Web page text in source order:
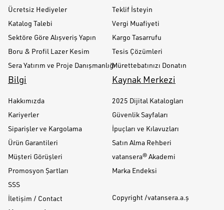
Ücretsiz Hediyeler
Katalog Talebi
Sektöre Göre Alışveriş Yapın
Boru & Profil Lazer Kesim
Sera Yatırım ve Proje Danışmanlığı
Teklif İsteyin
Vergi Muafiyeti
Kargo Tasarrufu
Tesis Çözümleri
Mürettebatınızı Donatın
Bilgi
Hakkımızda
Kariyerler
Siparişler ve Kargolama
Ürün Garantileri
Müşteri Görüşleri
Promosyon Şartları
SSS
İletişim / Contact
Kaynak Merkezi
2025 Dijital Katalogları
Güvenlik Sayfaları
İpuçları ve Kılavuzları
Satın Alma Rehberi
vatansera® Akademi
Marka Endeksi
Copyright /vatansera.a.ş